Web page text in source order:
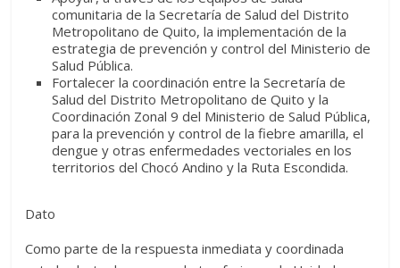
comunitaria de la Secretaría de Salud del Distrito
Metropolitano de Quito, la implementación de la
estrategia de prevención y control del Ministerio de
Salud Pública.
Fortalecer la coordinación entre la Secretaría de
Salud del Distrito Metropolitano de Quito y la
Coordinación Zonal 9 del Ministerio de Salud Pública,
para la prevención y control de la fiebre amarilla, el
dengue y otras enfermedades vectoriales en los
territorios del Chocó Andino y la Ruta Escondida.
Dato
Como parte de la respuesta inmediata y coordinada